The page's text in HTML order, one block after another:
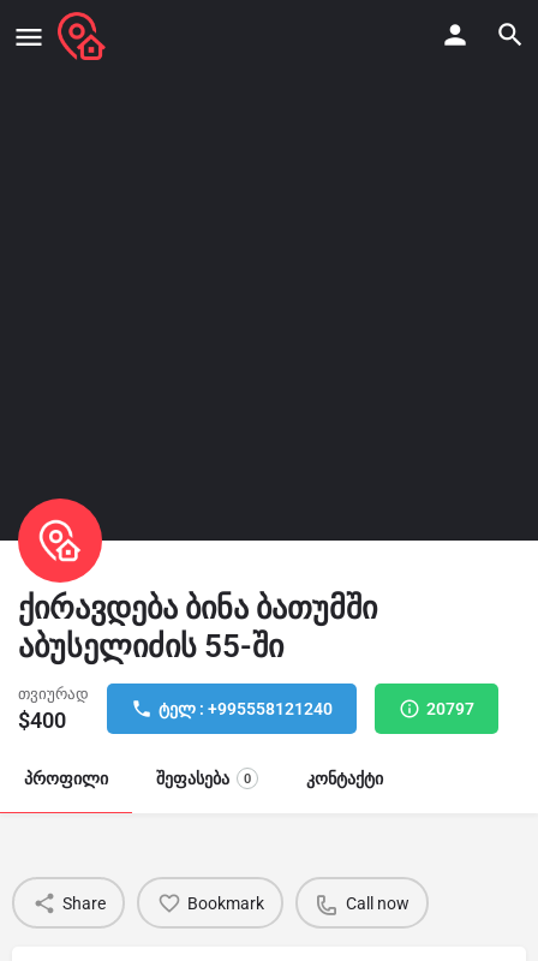
ქირავდება ბინა ბათუმში
აბუსელიძის 55-ში
თვიურად
$400 ტელ : +995558121240 20797
პროფილი შეფასება 0 კონტაქტი
Share Bookmark Call now